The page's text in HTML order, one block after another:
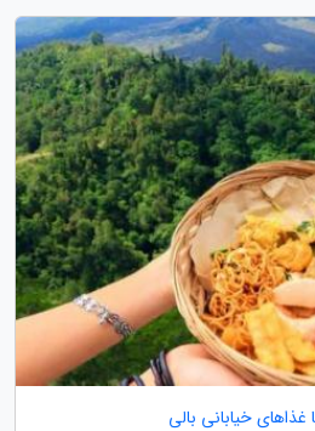
خیابانی بالی